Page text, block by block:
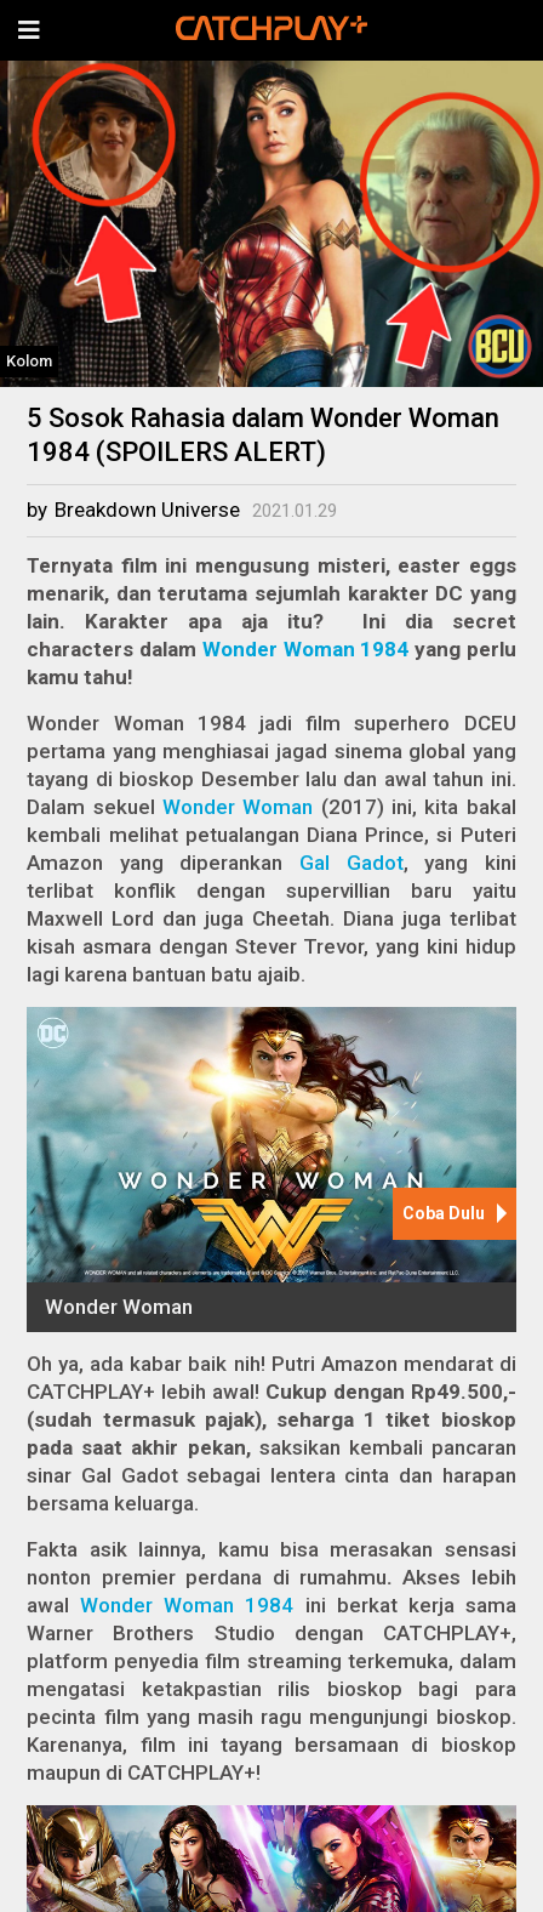
Kolom
5 Sosok Rahasia dalam Wonder Woman
1984 (SPOILERS ALERT)
by Breakdown Universe 2021.01.29
Ternyata film ini mengusung misteri, easter eggs
menarik, dan terutama sejumlah karakter DC yang
lain. Karakter apa aja itu? Ini dia secret
characters dalam Wonder Woman 1984 yang perlu
kamu tahu!
Wonder Woman 1984jadi film superhero DCEU
pertama yang menghiasai jagad sinema global yang
tayang di bioskop Desember lalu dan awal tahun ini.
Dalam sekuelWonder Woman (2017) ini, kita bakal
kembali melihat petualangan Diana Prince, si Puteri
Amazon yang diperankan Gal Gadot, yang kini
terlibat konflik dengan supervillian baru yaitu
Maxwell Lord dan juga Cheetah. Diana juga terlibat
kisah asmara dengan Stever Trevor, yang kini hidup
lagi karena bantuan batu ajaib.
Oh ya, ada kabar baik nih! Putri Amazon mendarat di
CATCHPLAY+ lebih awal! Cukup dengan Rp49.500,-
(sudah termasuk pajak), seharga 1 tiket bioskop
pada saat akhir pekan,saksikan kembali pancaran
sinar Gal Gadot sebagai lentera cinta dan harapan
bersama keluarga.
Fakta asik lainnya, kamu bisa merasakan sensasi
nonton premier perdana di rumahmu.Akses lebih
awalWonder Woman 1984 ini berkat kerja sama
Warner Brothers Studio dengan CATCHPLAY+,
platform penyedia film streaming terkemuka, dalam
mengatasi ketakpastian rilis bioskop bagi para
pecinta film yang masih ragu mengunjungi bioskop.
Karenanya, film ini tayang bersamaan di bioskop
maupun di CATCHPLAY+!